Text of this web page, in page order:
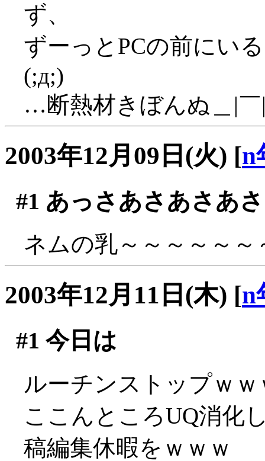
ず、
ずーっとPCの前にい
(;д;)
…断熱材きぼんぬ＿|
2003年12月09日(火) [n
#1 あっさあさあさあ
ネムの乳～～～～～～
2003年12月11日(木) [n
#1 今日は
ルーチンストップｗｗ
ここんところUQ消化
稿編集休暇をｗｗｗ